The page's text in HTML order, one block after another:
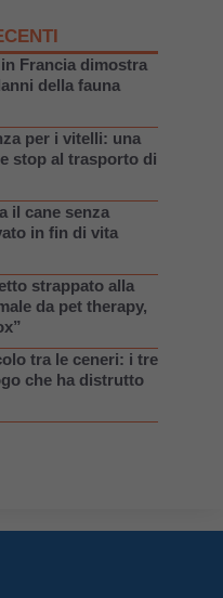
Francia dimostra
della fauna
per i vitelli: una
stop al trasporto di
il cane senza
in fin di vita
strappato alla
da pet therapy,
tra le ceneri: i tre
che ha distrutto